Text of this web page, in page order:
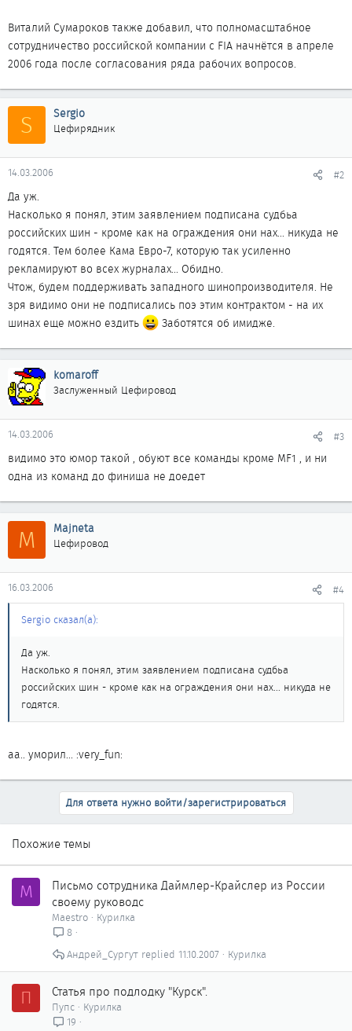
Виталий Сумароков также добавил, что полномасштабное
сотрудничество российской компании с FIA начнётся в апреле
2006 года после согласования ряда рабочих вопросов.
S Sergio
Цефирядник
14.03.2006 #2
Да уж.
Насколько я понял, этим заявлением подписана судбьа
российских шин - кроме как на ограждения они нах... никуда не
годятся. Тем более Кама Евро-7, которую так усиленно
рекламируют во всех журналах... Обидно.
Чтож, будем поддерживать западного шинопроизводителя. Не
зря видимо они не подписались поэ этим контрактом - на их
шинах еще можно ездить
Заботятся об имидже.
komaroff
Заслуженный Цефировод
14.03.2006 #3
видимо это юмор такой , обуют все команды кроме MF1 , и ни
одна из команд до финиша не доедет
M Majneta
Цефировод
16.03.2006 #4
Sergio сказал(а):
Да уж.
Насколько я понял, этим заявлением подписана судбьа
российских шин - кроме как на ограждения они нах... никуда не
годятся.
аа.. уморил... :very_fun:
Для ответа нужно войти/зарегистрироваться
Похожие темы
M
Письмо сотрудника Даймлер-Крайслер из России
своему руководс
Maestro
Курилка
8
Курилка
11.10.2007
Андрей_Сургут
П Статья про подлодку "Курск".
Пупс
Курилка
19